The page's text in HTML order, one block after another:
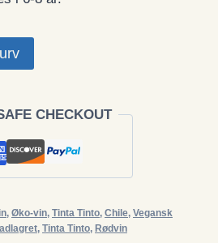
CHECKOUT
, Øko-vin, Tinta Tinto, Chile, Vegansk
, Tinta Tinto, Rødvin